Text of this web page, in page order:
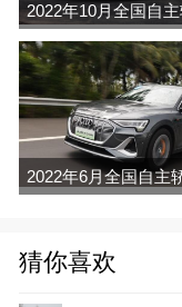
猜你喜欢